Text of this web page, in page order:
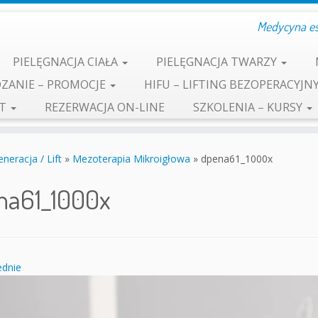
Medycyna
PIELĘGNACJA CIAŁA PIELĘGNACJA TWARZY
– PROMOCJE
HIFU – LIFTING
REZERWACJA ON-LINE SZKOLENIA – KURSY
/ Lift » Mezoterapia Mikroigłowa » dpena61_1000x